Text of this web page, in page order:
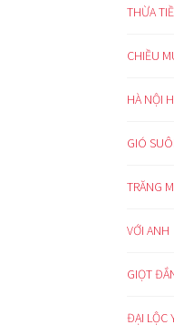
THỪA
CHIỀU
HÀ NỘI
GIÓ
TRĂNG
VỚI ANH
GIỌT
ĐẠI LỘC